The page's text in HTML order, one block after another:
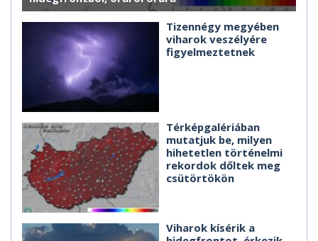
Tizennégy megyében
viharok veszélyére
figyelmeztetnek
Térképgalériában
mutatjuk be, milyen
hihetetlen történelmi
rekordok dőltek meg
csütörtökön
Viharok kísérik a